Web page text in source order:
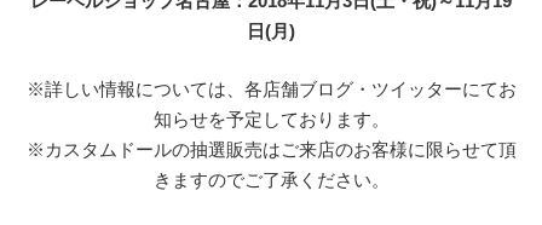
日(月)
※詳しい情報については、各店舗ブログ・ツイッターにてお
知らせを予定しております。
※カスタムドールの抽選販売はご来店のお客様に限らせて頂
きますのでご了承ください。